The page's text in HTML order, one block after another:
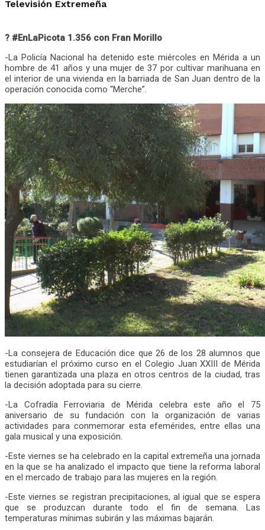
Televisión Extremeña
? #EnLaPicota 1.356 con Fran Morillo
-La Policía Nacional ha detenido este miércoles en Mérida a un
hombre de 41 años y una mujer de 37 por cultivar marihuana en
el interior de una vivienda en la barriada de San Juan dentro de la
operación conocida como “Merche”.
-La consejera de Educación dice que 26 de los 28 alumnos que
estudiarían el próximo curso en el Colegio Juan XXIII de Mérida
tienen garantizada una plaza en otros centros de la ciudad, tras
la decisión adoptada para su cierre.
-La Cofradía Ferroviaria de Mérida celebra este año el 75
aniversario de su fundación con la organización de varias
actividades para conmemorar esta efemérides, entre ellas una
gala musical y una exposición.
-Este viernes se ha celebrado en la capital extremeña una jornada
en la que se ha analizado el impacto que tiene la reforma laboral
en el mercado de trabajo para las mujeres en la región.
-Este viernes se registran precipitaciones, al igual que se espera
que se produzcan durante todo el fin de semana. Las
temperaturas mínimas subirán y las máximas bajarán.